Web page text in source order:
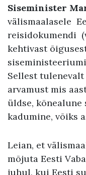
Siseminister
välismaalasele
reisidokumendi
kehtivast
Sellest
arvamust mis
üldse, kõnealune
kadumine, võiks
Leian, et
mõjuta Eesti
juhul, kui Eesti